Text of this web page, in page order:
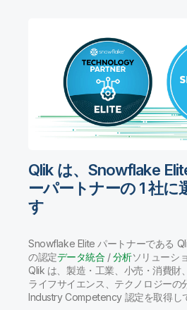
Qlik は、Snowflake
ーパートナーの 1 社に
す
Snowflake Elite パートナーである
の認定データ統合 /分析ソリューシ
Qlik は、製造・工業、小売・消費財
ライフサイエンス、テクノロジーの
Industry Competency 認定を取得し